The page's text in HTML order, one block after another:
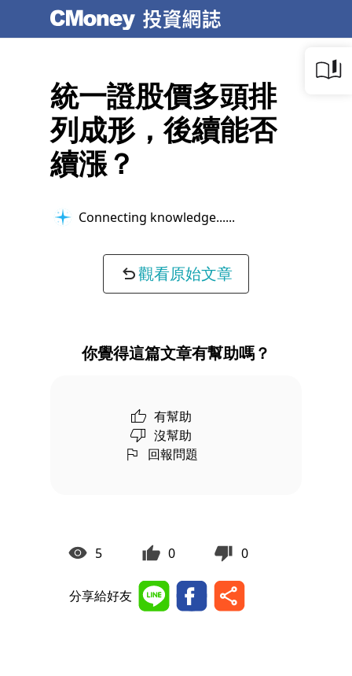
統一證股價多頭排
列成形，後續能否
續漲？
Connecting knowledge...
觀看原始文章
你覺得這篇文章有幫助嗎？
有幫助
沒幫助
回報問題
5 0 0
分享給好友